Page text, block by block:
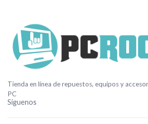
Tienda en línea de repuestos, equipos y
PC
Síguenos